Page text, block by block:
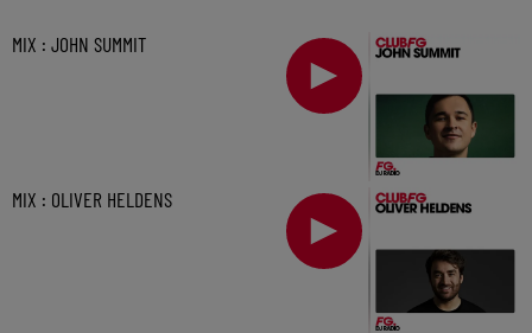
MIX : JOHN SUMMIT
MIX : OLIVER HELDENS